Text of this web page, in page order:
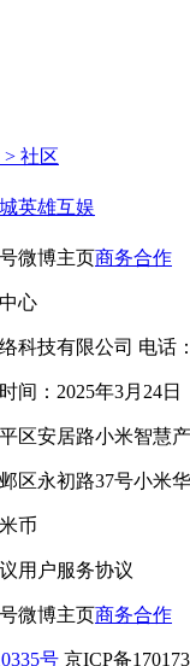
> 社区
英雄互娱
微博主页商务合作
心
科技有限公司 电话
间：2025年3月24日
区安居路小米智慧
区永初路37号小米
米币
用户服务协议
微博主页商务合作
号 京ICP备